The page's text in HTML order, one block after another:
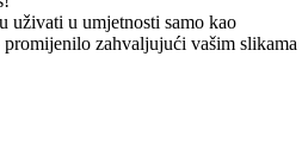
uživati u umjetnosti samo kao
promijenilo zahvaljujući vašim slikama